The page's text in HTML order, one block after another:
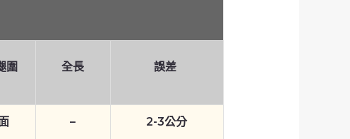
圍 全長 誤差
– 2-3公分